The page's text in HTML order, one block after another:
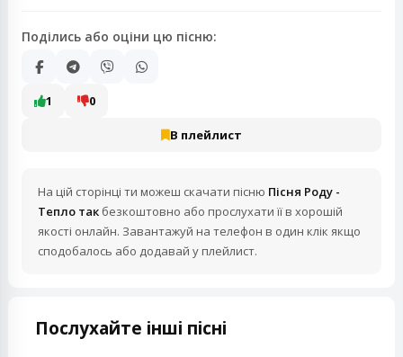
Поділись або оціни цю пісню:
1 0
В плейлист
На цій сторінці ти можеш скачати пісню Пісня Роду -
Тепло так безкоштовно або прослухати її в хорошій
якості онлайн. Завантажуй на телефон в один клік якщо
сподобалось або додавай у плейлист.
Послухайте інші пісні